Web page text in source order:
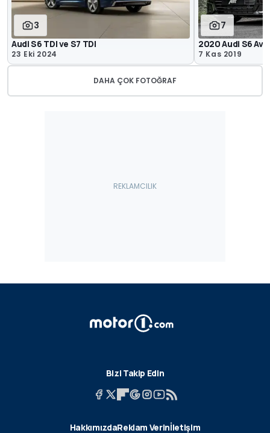
3
Audi S6 TDI ve S7 TDI
23 Eki 2024
7
2020 Audi S6
7 Kas 2019
DAHA ÇOK FOTOĞRAF
Bizi Takip Edin
HakkımızdaReklam Verinİletişim